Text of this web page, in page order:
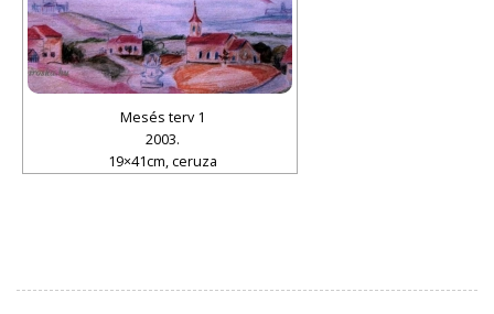
Mesés terv 1
2003.
19×41cm, ceruza